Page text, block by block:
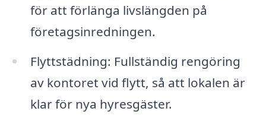
för att förlänga livslängden på
företagsinredningen.
Flyttstädning: Fullständig rengöring
av kontoret vid flytt, så att lokalen är
klar för nya hyresgäster.